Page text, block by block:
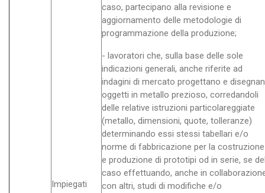
Impiegati
caso, partecipano alla revisione e
aggiornamento delle metodologie di
programmazione della produzione;
- lavoratori che, sulla base delle sole
indicazioni generali, anche riferite ad
indagini di mercato progettano e
oggetti in metallo prezioso, corredandoli
delle relative istruzioni particolareggiate
(metallo, dimensioni, quote, tolleranze)
determinando essi stessi tabellari e/o
norme di fabbricazione per la costruzione
e produzione di prototipi od in serie, se
caso effettuando, anche in
con altri, studi di modifiche e/o